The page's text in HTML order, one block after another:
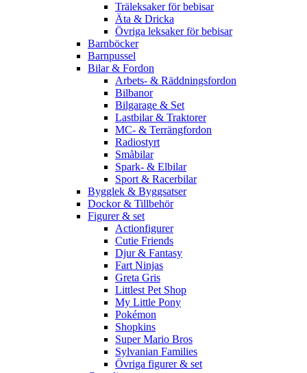
Träleksaker för bebisar
Äta & Dricka
Övriga leksaker för bebisar
Barnböcker
Barnpussel
Bilar & Fordon
Arbets- & Räddningsfordon
Bilbanor
Bilgarage & Set
Lastbilar & Traktorer
MC- & Terrängfordon
Radiostyrt
Småbilar
Spark- & Elbilar
Sport & Racerbilar
Bygglek & Byggsatser
Dockor & Tillbehör
Figurer & set
Actionfigurer
Cutie Friends
Djur & Fantasy
Fart Ninjas
Greta Gris
Littlest Pet Shop
My Little Pony
Pokémon
Shopkins
Super Mario Bros
Sylvanian Families
Övriga figurer & set